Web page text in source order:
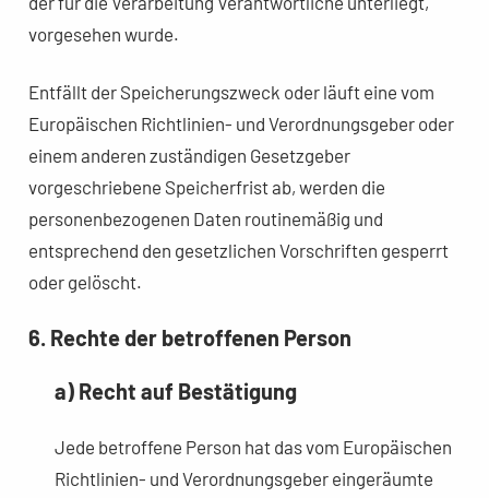
vorgesehen wurde.
Entfällt der Speicherungszweck oder läuft eine vom
Europäischen Richtlinien- und Verordnungsgeber oder
einem anderen zuständigen Gesetzgeber
vorgeschriebene Speicherfrist ab, werden die
personenbezogenen Daten routinemäßig und
entsprechend den gesetzlichen Vorschriften gesperrt
oder gelöscht.
6. Rechte der betroffenen Person
a) Recht auf Bestätigung
Jede betroffene Person hat das vom Europäischen
Richtlinien- und Verordnungsgeber eingeräumte